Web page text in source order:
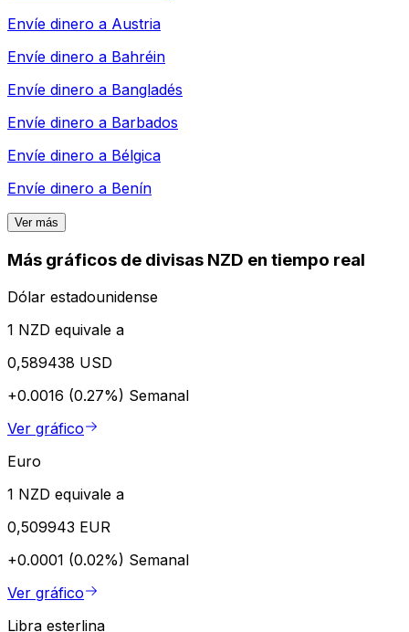
Envíe dinero a Austria
Envíe dinero a Bahréin
Envíe dinero a Bangladés
Envíe dinero a Barbados
Envíe dinero a Bélgica
Envíe dinero a Benín
Ver más
Más gráficos de divisas NZD en tiempo real
Dólar estadounidense
1 NZD equivale a
0,589438 USD
+0.0016 (0.27%) Semanal
Ver gráfico
Euro
1 NZD equivale a
0,509943 EUR
+0.0001 (0.02%) Semanal
Ver gráfico
Libra esterlina